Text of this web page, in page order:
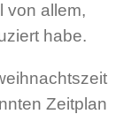
von allem,
habe.
Zeitplan